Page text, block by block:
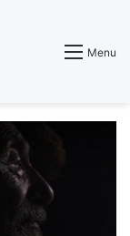
Menu